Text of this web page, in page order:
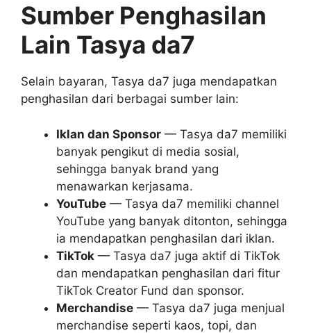
Sumber Penghasilan
Lain Tasya da7
Selain bayaran, Tasya da7 juga mendapatkan
penghasilan dari berbagai sumber lain:
Iklan dan Sponsor — Tasya da7 memiliki
banyak pengikut di media sosial,
sehingga banyak brand yang
menawarkan kerjasama.
YouTube — Tasya da7 memiliki channel
YouTube yang banyak ditonton, sehingga
ia mendapatkan penghasilan dari iklan.
TikTok — Tasya da7 juga aktif di TikTok
dan mendapatkan penghasilan dari fitur
TikTok Creator Fund dan sponsor.
Merchandise — Tasya da7 juga menjual
merchandise seperti kaos, topi, dan